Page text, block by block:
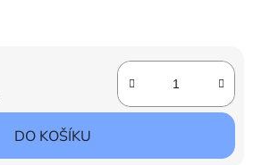
DO KOŠÍKU